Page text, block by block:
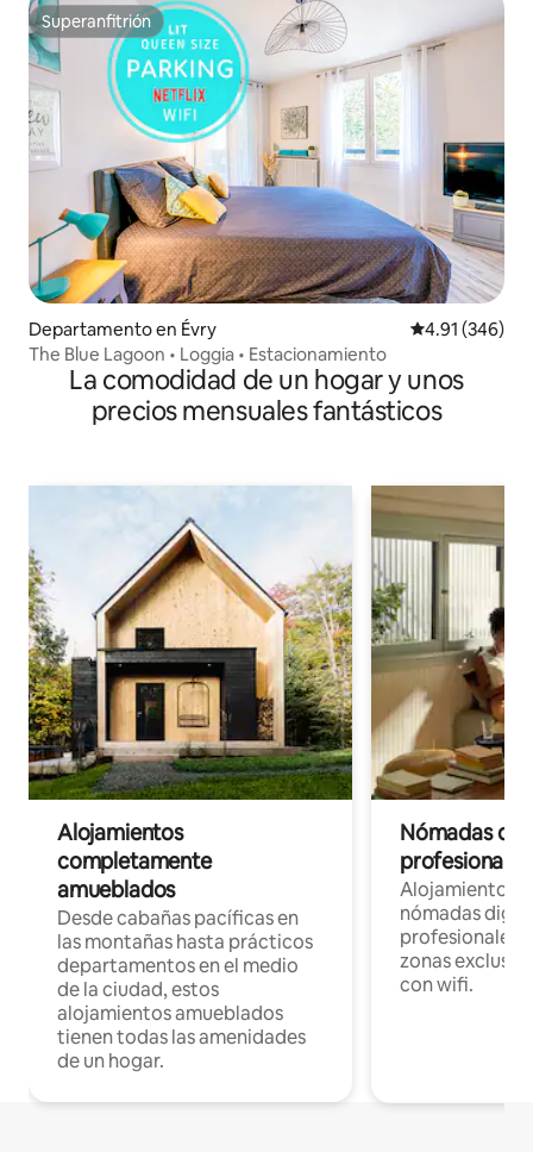
Superanfitrión
Superanfitrión
Departamento en Évry Calificación
4.91 (346)
The Blue Lagoon • Loggia • Estacionamiento
La comodidad de un hogar y unos
precios mensuales fantásticos
Alojamientos
completamente
amueblados
Desde cabañas pacíficas en
las montañas hasta prácticos
departamentos en el medio
de la ciudad, estos
alojamientos amueblados
tienen todas las amenidades
de un hogar.
Nómadas
Alojamientos
nómadas
profesionales
zonas
con wifi.